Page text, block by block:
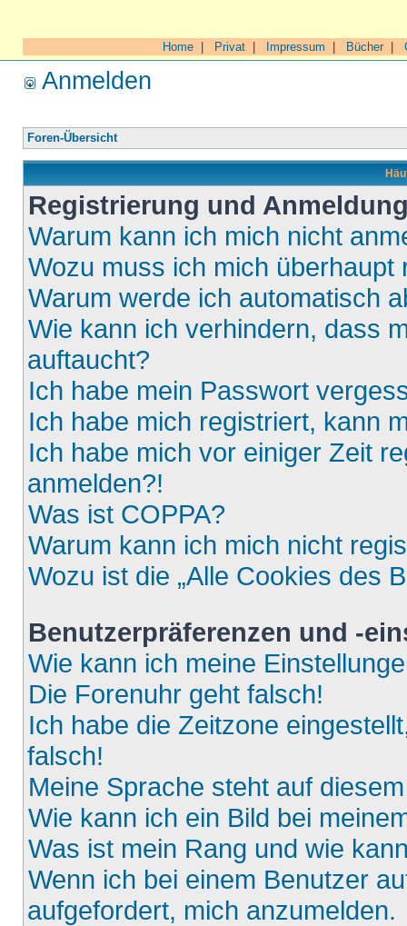
Home Privat Impressum Bücher|
Anmelden
Foren-Übersicht
Registrierung und
Warum kann ich mich nicht
Wozu muss ich mich überhaupt
Warum werde ich automatisch
Wie kann ich verhindern, dass
auftaucht?
Ich habe mein Passwort
Ich habe mich registriert, kann
Ich habe mich vor einiger Zeit
anmelden?!
Was ist COPPA?
Warum kann ich mich nicht
Wozu ist die „Alle Cookies des
Benutzerpräferenzen und -
Wie kann ich meine
Die Forenuhr geht falsch!
Ich habe die Zeitzone
falsch!
Meine Sprache steht auf
Wie kann ich ein Bild bei
Was ist mein Rang und wie
Wenn ich bei einem Benutzer
aufgefordert, mich anzumelden.